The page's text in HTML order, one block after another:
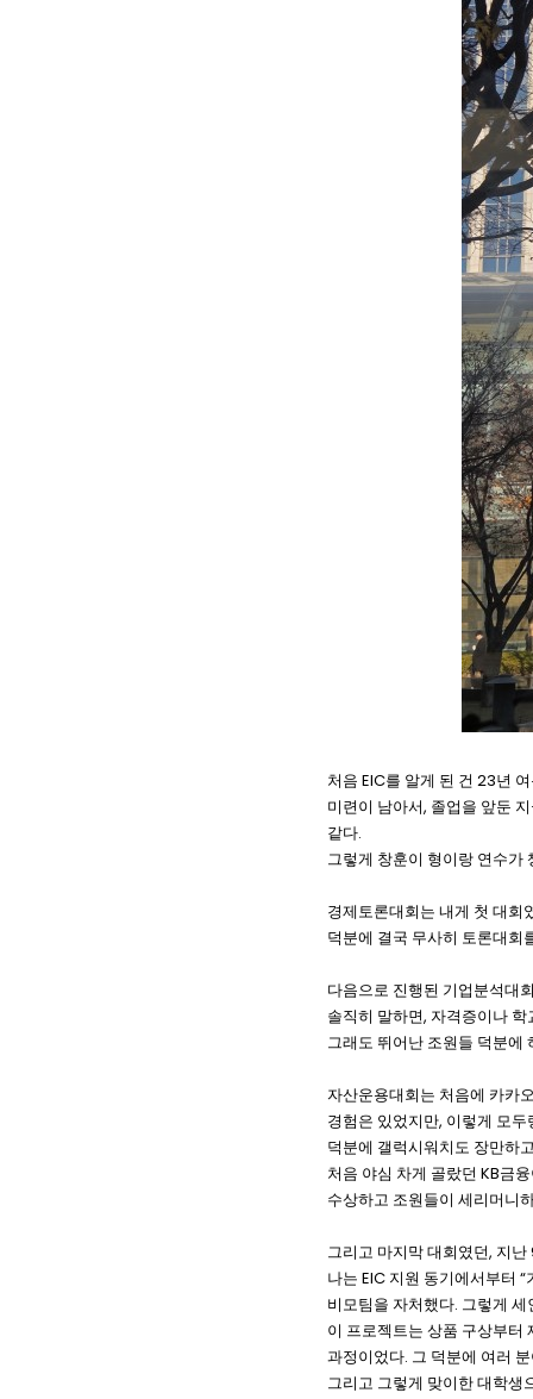
처음 EIC를 알게 된 건 23년
미련이 남아서, 졸업을 앞둔
같다.
그렇게 창훈이 형이랑 연수가
경제토론대회는 내게 첫 대회
덕분에 결국 무사히 토론대회
다음으로 진행된 기업분석대
솔직히 말하면, 자격증이나 학
그래도 뛰어난 조원들 덕분에
자산운용대회는 처음에 카카
경험은 있었지만, 이렇게 모두
덕분에 갤럭시워치도 장만하
처음 야심 차게 골랐던 KB금
수상하고 조원들이 세리머니
그리고 마지막 대회였던, 지난
나는 EIC 지원 동기에서부터 “
비모팀을 자처했다. 그렇게 세
이 프로젝트는 상품 구상부터
과정이었다. 그 덕분에 여러
그리고 그렇게 맞이한 대학생